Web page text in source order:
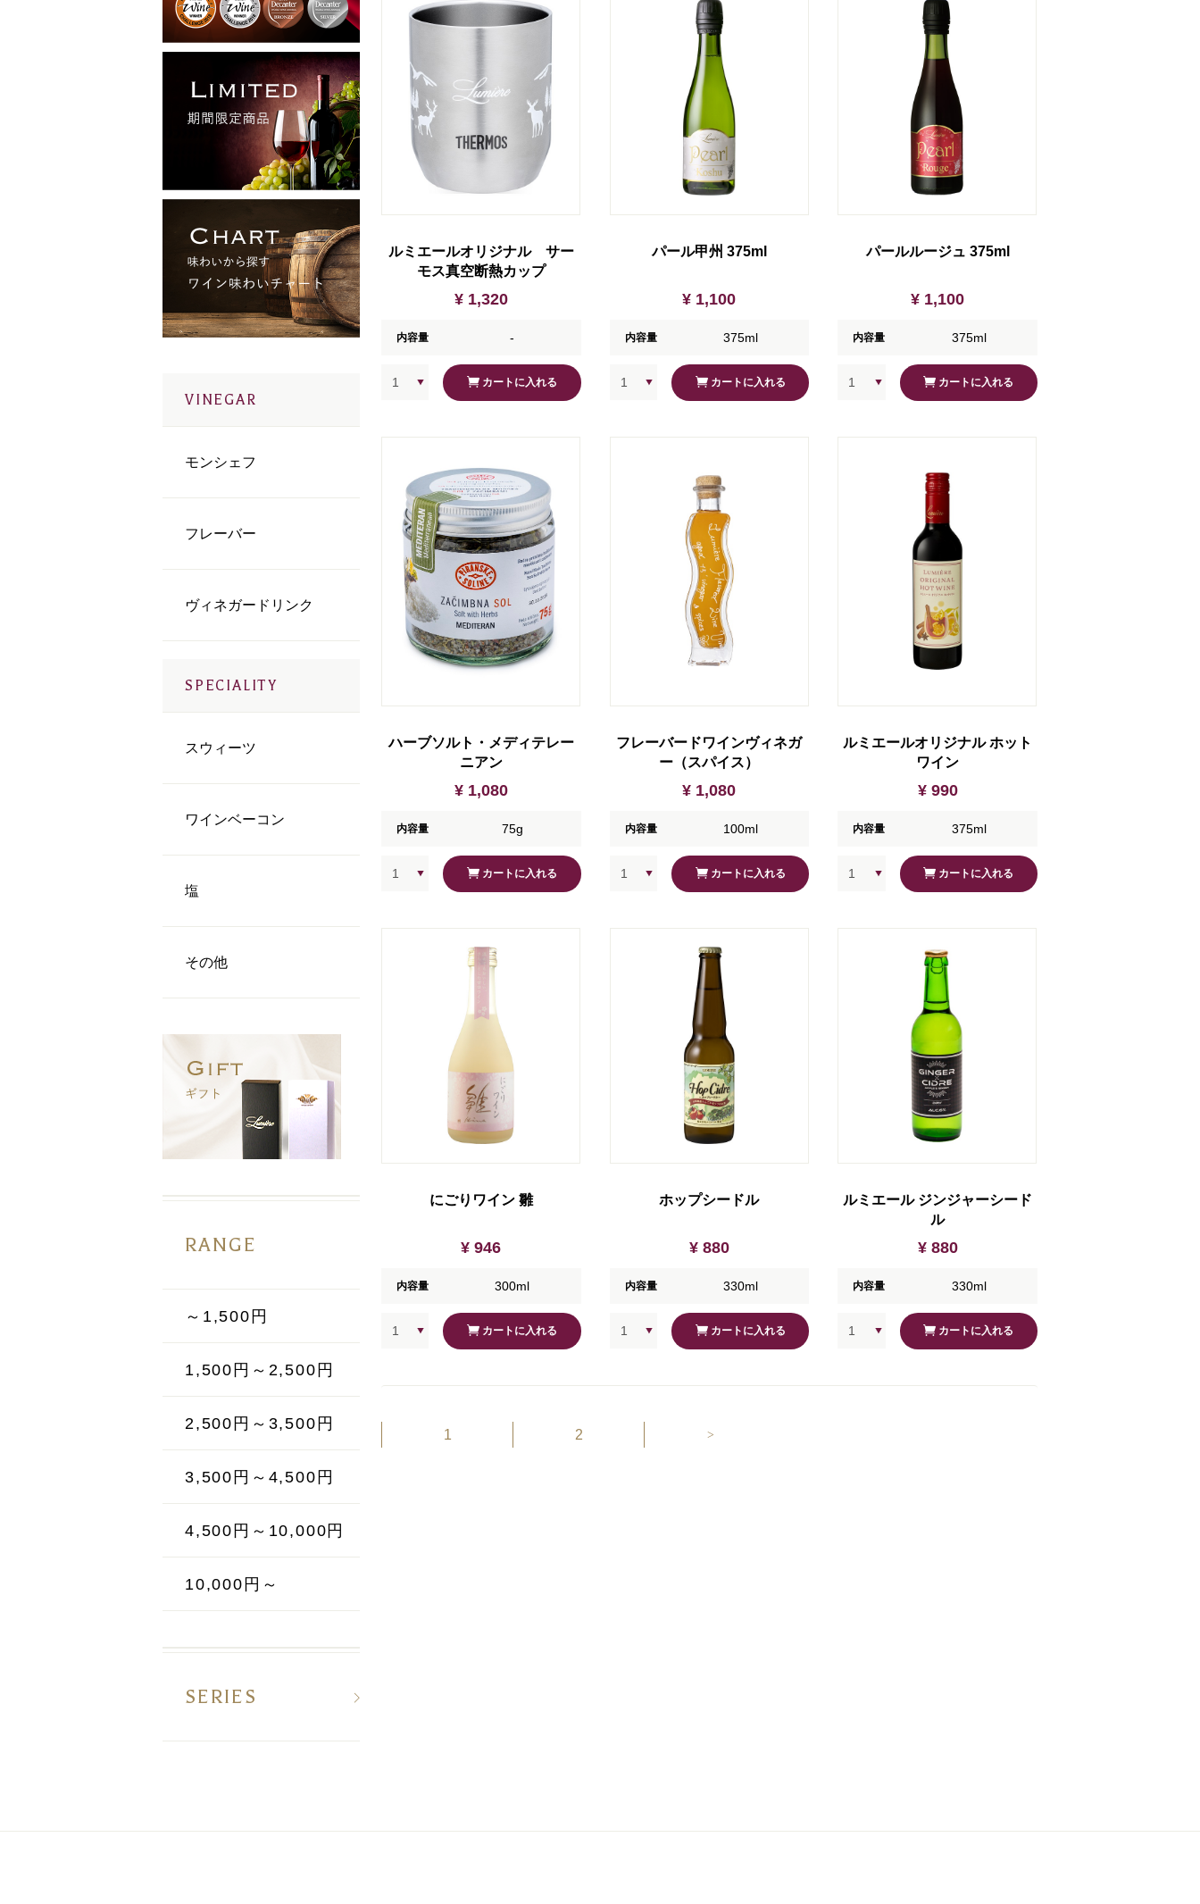
VINEGAR
モンシェフ
フレーバー
ヴィネガードリンク
SPECIALITY
スウィーツ
ワインベーコン
塩
その他
RANGE
～1,500円
1,500円～2,500円
2,500円～3,500円
3,500円～4,500円
4,500円～10,000円
10,000円～
SERIES
ルミエールオリジナル サー
モス真空断熱カップ
¥ 1,320
内容量 -
カートに入れる
パール甲州 375ml
¥ 1,100
内容量 375ml
カートに入れる
パールルージュ 375ml
¥ 1,100
内容量 375ml
カートに入れる
ハーブソルト・メディテレー
ニアン
¥ 1,080
内容量 75g
カートに入れる
フレーバードワインヴィネガ
ー（スパイス）
¥ 1,080
内容量 100ml
カートに入れる
ルミエールオリジナル ホット
ワイン
¥ 990
内容量 375ml
カートに入れる
にごりワイン 雛
¥ 946
内容量 300ml
カートに入れる
ホップシードル
¥ 880
内容量 330ml
カートに入れる
ルミエール ジンジャーシード
ル
¥ 880
内容量 330ml
カートに入れる
1 2 >